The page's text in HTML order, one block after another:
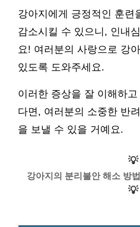
강아지에게 긍정적인 훈련
감소시킬 수 있으니, 인내
요! 여러분의 사랑으로 강
있도록 도와주세요.
이러한 증상을 잘 이해하
다면, 여러분의 소중한 반
을 보낼 수 있을 거예요.
💡
강아지의 분리불안 해소 방
💡